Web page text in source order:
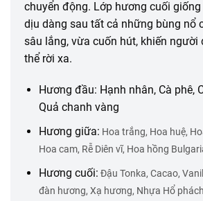
chuyển động. Lớp hương cuối
dịu dàng sau tất cả những bùng nổ
sâu lắng, vừa cuốn hút, khiến người
thể rời xa.
Hương đầu: Hạnh nhân, Cà phê,
Quả chanh vàng
Hương giữa: Hoa trắng, Hoa huệ,
Hoa cam, Rễ Diên vĩ, Hoa hồng
Hương cuối: Đậu Tonka, Cacao,
đàn hương, Xạ hương, Nhựa Hổ